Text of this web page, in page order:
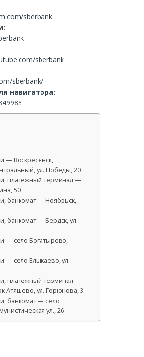
sberbank
sberbank
sberbank/
навигатора:
— Воскресенск,
ул. Победы, 20
платежный терминал —
50
банкомат — Ноябрьск,
банкомат — Бердск, ул.
— село Богатырево,
— село Елыкаево, ул.
платежный терминал —
Атяшево, ул. Горюнова, 3
банкомат — село
ул., 26